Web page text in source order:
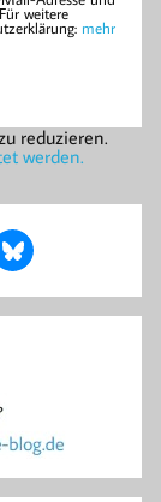
weitere
mehr
reduzieren.
werden.